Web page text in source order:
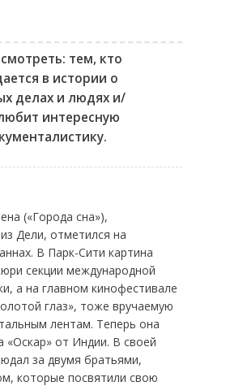
тем, кто
в истории о
делах и людях и/
интересную
(«Города сна»),
Дели, отметился на
В Парк-Сити картина
секции международной
а на главном кинофестивале
глаз», тоже вручаемую
лентам. Теперь она
«Оскар» от Индии. В своей
за двумя братьями,
которые посвятили свою